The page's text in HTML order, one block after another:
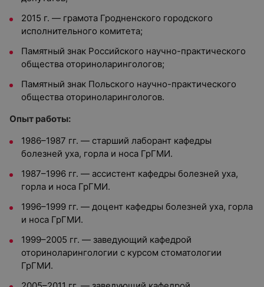
2015 г. — грамота Гродненского городского
исполнительного комитета;
Памятный знак Российского научно-практического
общества оториноларингологов;
Памятный знак Польского научно-практического
общества оториноларингологов.
Опыт работы:
1986–1987 гг. — старший лаборант кафедры
болезней уха, горла и носа ГрГМИ.
1987–1996 гг. — ассистент кафедры болезней уха,
горла и носа ГрГМИ.
1996–1999 гг. — доцент кафедры болезней уха, горла
и носа ГрГМИ.
1999–2005 гг. — заведующий кафедрой
оториноларингологии с курсом стоматологии
ГрГМИ.